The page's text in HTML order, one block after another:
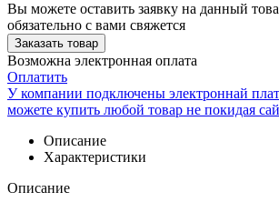
Вы можете оставить заявку на данный
обязательно с вами свяжется
Заказать товар
Возможна электронная оплата
Оплатить
У компании подключены электроннай
можете купить любой товар не покидая
Описание
Характеристики
Описание